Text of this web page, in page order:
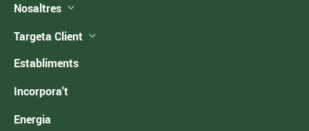
Nosaltres
Targeta Client
Establiments
Incorpora't
Energia